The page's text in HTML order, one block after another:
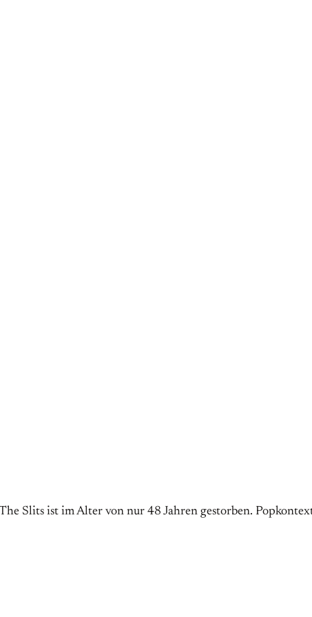
Slits ist im Alter von nur 48 Jahren gestorben.